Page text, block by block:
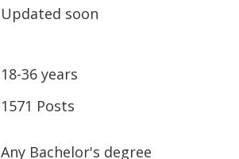
Updated soon
18-36 years
1571 Posts
Any Bachelor's degree